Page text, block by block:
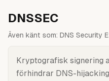
DNSSEC
Även känt som: DNS Security
Kryptografisk signering
förhindrar DNS-